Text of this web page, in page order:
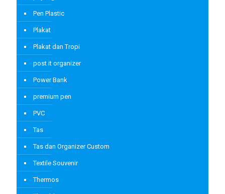
Pen Plastic
Plakat
Plakat dan Tropi
post it organizer
Power Bank
premium pen
PVC
Tas
Tas dan Organizer Custom
Textile Souvenir
Thermos